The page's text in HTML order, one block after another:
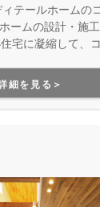
テールホームの
ームの設計・施
宅に凝縮して、
ます。
細を見る＞